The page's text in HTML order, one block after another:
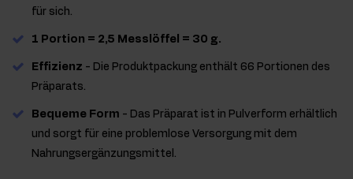
für sich.
1 Portion = 2,5 Messlöffel = 30 g.
Effizienz - Die Produktpackung enthält 66 Portionen des
Präparats.
Bequeme Form - Das Präparat ist in Pulverform erhältlich
und sorgt für eine problemlose Versorgung mit dem
Nahrungsergänzungsmittel.